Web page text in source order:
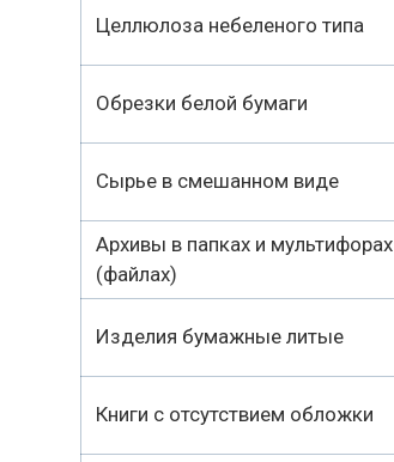
Целлюлоза небеленого типа
Обрезки белой бумаги
Сырье в смешанном виде
Архивы в папках и мультифорах
(файлах)
Изделия бумажные литые
Книги с отсутствием обложки